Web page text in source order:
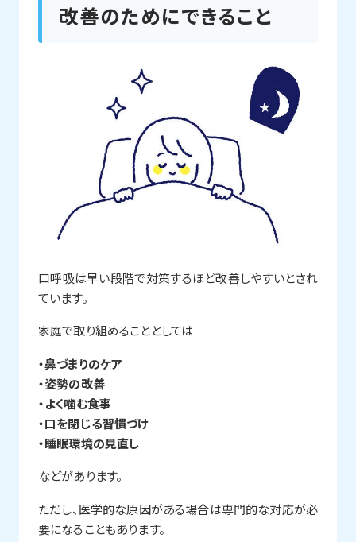
改善のためにできること
口呼吸は早い段階で対策するほど改善しやすいとされ
ています。
家庭で取り組めることとしては
・鼻づまりのケア
・姿勢の改善
・よく噛む食事
・口を閉じる習慣づけ
・睡眠環境の見直し
などがあります。
ただし、医学的な原因がある場合は専門的な対応が必
要になることもあります。